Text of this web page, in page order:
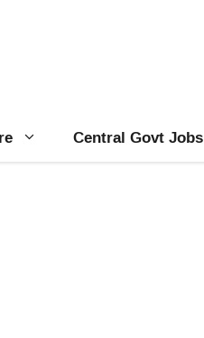
Central Govt Jobs